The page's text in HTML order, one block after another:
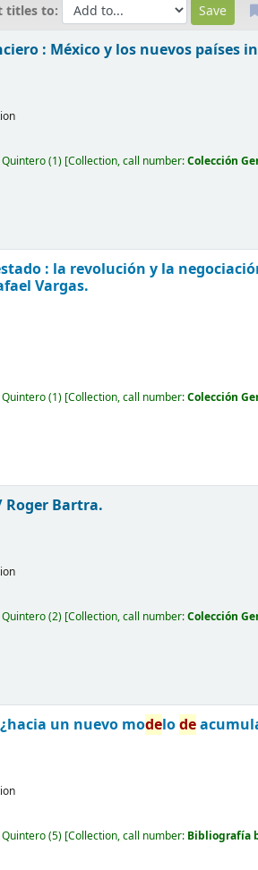
titles to:
: México y los nuevos países
(1) Collection, call number:Colección
: la revolución y la
Vargas.
(1) Collection, call number:Colección
Roger Bartra.
(2) Collection, call number:Colección
un nuevo modelode
(5) Collection, call number: Bibliografía